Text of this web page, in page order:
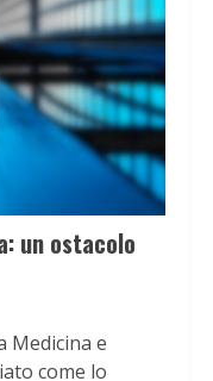
un ostacolo
Medicina e
come lo